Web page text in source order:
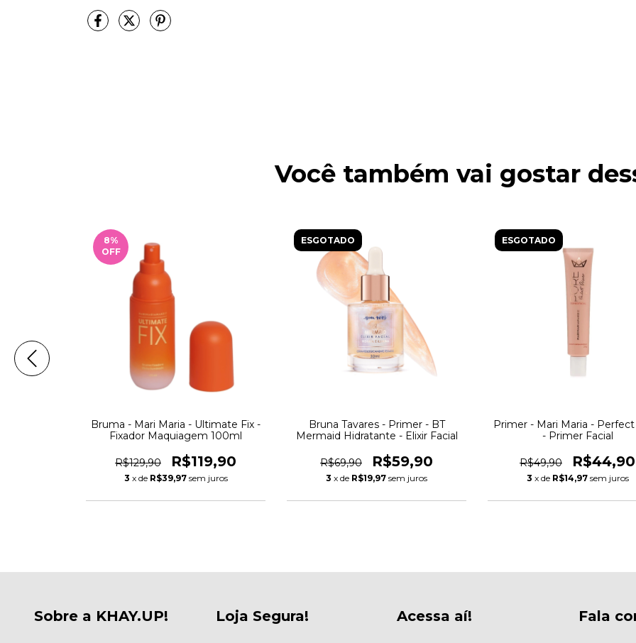
Você também vai gostar
8%
OFF
Bruma - Mari Maria - Ultimate Fix -
Fixador Maquiagem 100ml
R$129,90 R$119,90
3 x de R$39,97 sem juros
ESGOTADO
Bruna Tavares - Primer - BT
Mermaid Hidratante - Elixir Facial
R$69,90 R$59,90
3 x de R$19,97 sem juros
ESGOTADO
Primer - Mari Maria -
- Primer Facial
R$49,90 R$44,90
3 x de R$14,97 sem juros
Sobre a KHAY.UP! Loja Segura! Acessa aí! Fala